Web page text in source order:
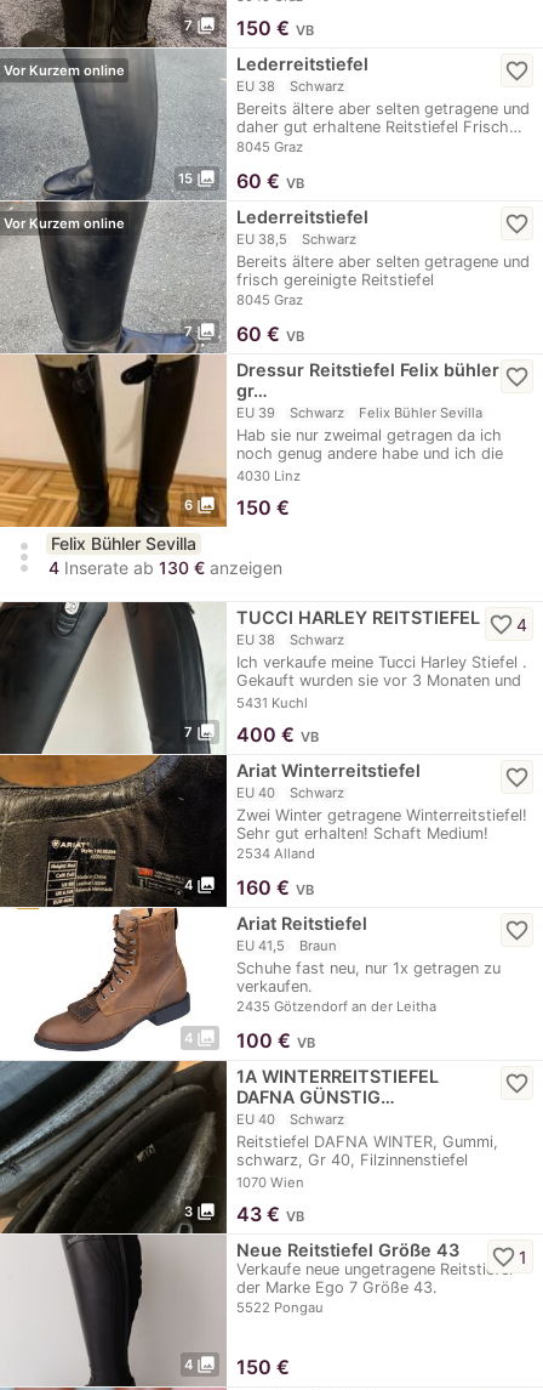
7 photo_library 150 € VB
15 photo_library
Vor Kurzem online Lederreitstiefel
EU 38 Schwarz
Bereits ältere aber selten getragene und
daher gut erhaltene Reitstiefel Frisch…
8045 Graz
favorite_border
60 € VB
7 photo_library
Vor Kurzem online Lederreitstiefel
EU 38,5 Schwarz
Bereits ältere aber selten getragene und
frisch gereinigte Reitstiefel
8045 Graz
favorite_border
60 € VB
6 photo_library
Dressur Reitstiefel Felix bühler
gr…
EU 39 Schwarz Felix Bühler Sevilla
Hab sie nur zweimal getragen da ich
noch genug andere habe und ich die
anderen zuerst…
4030 Linz
favorite_border
150 €
more_vert
Felix Bühler Sevilla
4 Inserate ab 130 € anzeigen
7 photo_library
TUCCI HARLEY REITSTIEFEL
EU 38 Schwarz
Ich verkaufe meine Tucci Harley Stiefel .
Gekauft wurden sie vor 3 Monaten und
sind…
5431 Kuchl
favorite_border4
400 € VB
4 photo_library
Ariat Winterreitstiefel
EU 40 Schwarz
Zwei Winter getragene Winterreitstiefel!
Sehr gut erhalten! Schaft Medium!
2534 Alland
favorite_border
160 € VB
4 photo_library
Ariat Reitstiefel
EU 41,5 Braun
Schuhe fast neu, nur 1x getragen zu
verkaufen.
2435 Götzendorf an der Leitha
favorite_border
100 € VB
3 photo_library
1A WINTERREITSTIEFEL
DAFNA GÜNSTIG…
EU 40 Schwarz
Reitstiefel DAFNA WINTER, Gummi,
schwarz, Gr 40, Filzinnenstiefel
waschbar,…
1070 Wien
favorite_border
43 € VB
4 photo_library
Neue Reitstiefel Größe 43
Verkaufe neue ungetragene Reitstiefel
der Marke Ego 7 Größe 43.
5522 Pongau
favorite_border1
150 €